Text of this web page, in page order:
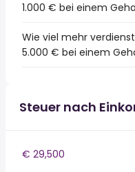
1.000 € bei einem
Wie viel mehr
5.000 € bei einem
Steuer nach
€ 29,500